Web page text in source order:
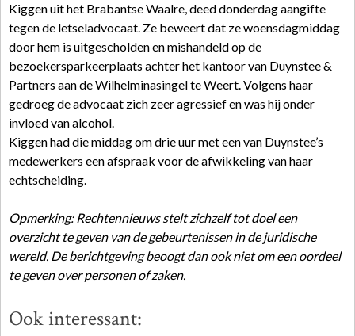
Kiggen uit het Brabantse Waalre, deed donderdag aangifte
tegen de letseladvocaat. Ze beweert dat ze woensdagmiddag
door hem is uitgescholden en mishandeld op de
bezoekersparkeerplaats achter het kantoor van Duynstee &
Partners aan de Wilhelminasingel te Weert. Volgens haar
gedroeg de advocaat zich zeer agressief en was hij onder
invloed van alcohol.
Kiggen had die middag om drie uur met een van Duynstee’s
medewerkers een afspraak voor de afwikkeling van haar
echtscheiding.
Opmerking: Rechtennieuws stelt zichzelf tot doel een
overzicht te geven van de gebeurtenissen in de juridische
wereld. De berichtgeving beoogt dan ook niet om een oordeel
te geven over personen of zaken.
Ook interessant: